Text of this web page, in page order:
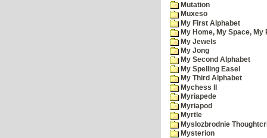
Mutation
Muxeso
My First Alphabet
My Home, My Space, My
My Jewels
My Jong
My Second Alphabet
My Spelling Easel
My Third Alphabet
Mychess II
Myriapede
Myriapod
Myrtle
Myslozbrodnie
Mysterion